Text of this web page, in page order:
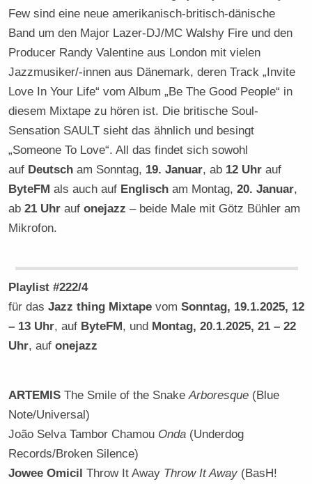
Few sind eine neue amerikanisch-britisch-dänische
Band um den Major Lazer-DJ/MC Walshy Fire und den
Producer Randy Valentine aus London mit vielen
Jazzmusiker/-innen aus Dänemark, deren Track „Invite
Love In Your Life“ vom Album „Be The Good People“ in
diesem Mixtape zu hören ist. Die britische Soul-
Sensation SAULT sieht das ähnlich und besingt
„Someone To Love“. All das findet sich sowohl
auf Deutsch am Sonntag, 19. Januar, ab 12 Uhr auf
ByteFM als auch auf Englisch am Montag,20. Januar,
ab21 Uhr aufonejazz – beide Male mit Götz Bühler am
Mikrofon.
Playlist #222/4
für dasJazz thing Mixtape vomSonntag, 19.1.2025, 12
– 13 Uhr, auf ByteFM, und Montag, 20.1.2025, 21 – 22
Uhr, aufonejazz
ARTEMIS The Smile of the SnakeArboresque (Blue
Note/Universal)
João Selva Tambor Chamou Onda (Underdog
Records/Broken Silence)
Jowee Omicil Throw It Away Throw It Away (BasH!